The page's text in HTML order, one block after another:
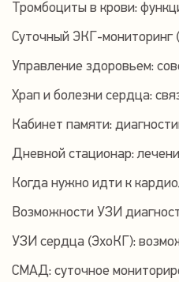
Тромбоциты в крови:
Суточный ЭКГ-мониторинг
Управление здоровьем:
Храп и болезни сердца:
Кабинет памяти:
Дневной стационар:
Когда нужно идти к
Возможности УЗИ
УЗИ сердца (ЭхоКГ):
СМАД: суточное